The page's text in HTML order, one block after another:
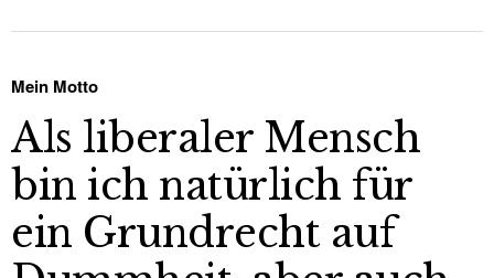
Mein Motto
Als liberaler Mensch
bin ich natürlich für
ein Grundrecht auf